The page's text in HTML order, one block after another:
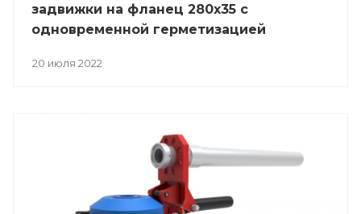
задвижки на фланец 280х35 с
одновременной герметизацией
178
20 июля 2022